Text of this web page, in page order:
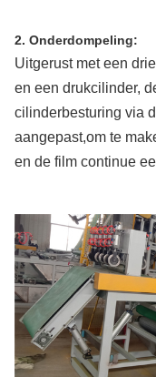
2. Onderdompeling:
Uitgerust met een
en een drukcilinder,
cilinderbesturing via
aangepast,om te
en de film continue